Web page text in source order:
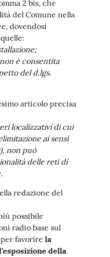
2 bis, che
del Comune nella
dovendosi
è consentita
del d.lgs.
articolo precisa
localizzativi di cui
ai sensi
non può
delle reti di
redazione del
possibile
radio base sul
favorire la
della